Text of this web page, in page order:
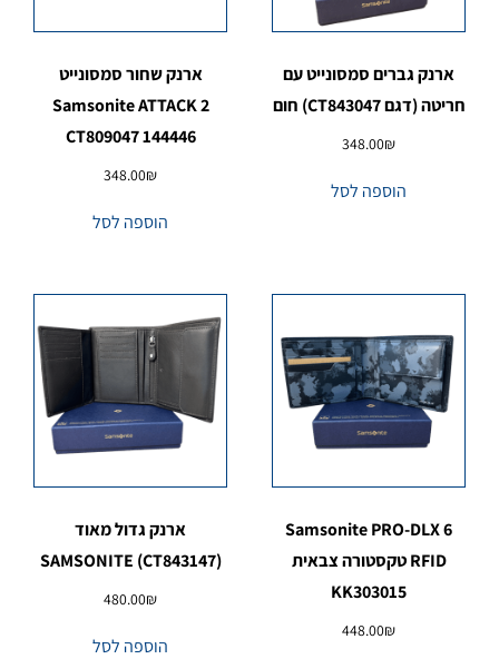
ארנק גברים סמסונייט עם
חריטה (דגם CT843047) חום
348.00₪
הוספה לסל
ארנק שחור סמסונייט
Samsonite ATTACK 2
CT809047 144446
348.00₪
הוספה לסל
Samsonite PRO-DLX 6
RFID טקסטורה צבאית
KK303015
448.00₪
ארנק גדול מאוד
SAMSONITE (CT843147)
480.00₪
הוספה לסל